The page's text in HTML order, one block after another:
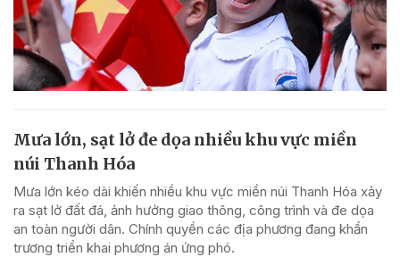
Mưa lớn, sạt lở đe dọa nhiều khu vực miền
núi Thanh Hóa
Mưa lớn kéo dài khiến nhiều khu vực miền núi Thanh Hóa xảy
ra sạt lở đất đá, ảnh hưởng giao thông, công trình và đe dọa
an toàn người dân. Chính quyền các địa phương đang khẩn
trương triển khai phương án ứng phó.